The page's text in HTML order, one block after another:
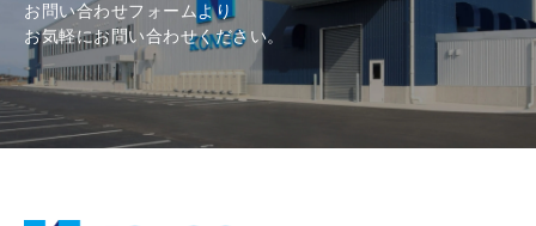
お問い合わせフォームより
お気軽にお問い合わせください。